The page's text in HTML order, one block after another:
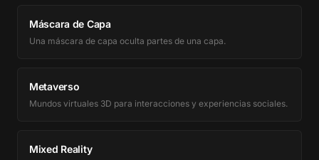
Máscara de Capa
Una máscara de capa oculta partes de una capa.
Metaverso
Mundos virtuales 3D para interacciones y experiencias sociales.
Mixed Reality